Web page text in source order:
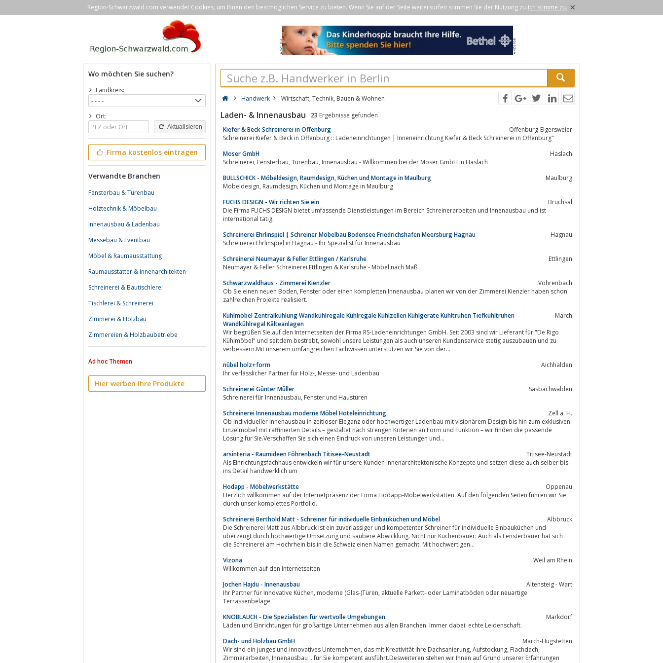
Region-Schwarzwald.com verwendet Cookies, um Ihnen den bestmöglichen Service zu bieten. Wenn Sie auf der Seite weitersurfen stimmen Sie der Nutzung zu.Ich stimme zu. ×
Wo möchten Sie suchen?
Landkreis:
Ort:
Aktualisieren
Firma kostenlos eintragen
Verwandte Branchen
Fensterbau & Türenbau
Holztechnik & Möbelbau
Innenausbau & Ladenbau
Messebau & Eventbau
Möbel & Raumausstattung
Raumausstatter & Innenarchitekten
Schreinerei & Bautischlerei
Tischlerei & Schreinerei
Zimmerei & Holzbau
Zimmereien & Holzbaubetriebe
Ad hoc Themen
Hier werben Ihre Produkte
Handwerk Wirtschaft, Technik, Bauen & Wohnen
Laden- & Innenausbau 23 Ergebnisse gefunden
Kiefer & Beck Schreinerei in Offenburg
Offenburg-Elgersweier
Schreinerei Kiefer & Beck in Offenburg :: Ladeneinrichtungen | Inneneinrichtung Kiefer & Beck Schreinerei in Offenburg"
Moser GmbH
Haslach
Schreinerei, Fensterbau, Türenbau, Innenausbau - Willkommen bei der Moser GmbH in Haslach
BULLSCHICK - Möbeldesign, Raumdesign, Küchen und Montage in Maulburg
Maulburg
Möbeldesign, Raumdesign, Küchen und Montage in Maulburg
FUCHS DESIGN - Wir richten Sie ein
Bruchsal
Die Firma FUCHS DESIGN bietet umfassende Dienstleistungen im Bereich Schreinerarbeiten und Innenausbau und ist
international tätig.
Schreinerei Ehrlinspiel | Schreiner Möbelbau Bodensee Friedrichshafen Meersburg Hagnau
Hagnau
Schreinerei Ehrlinspiel in Hagnau - Ihr Spezialist für Innenausbau
Schreinerei Neumayer & Feller Ettlingen / Karlsruhe
Ettlingen
Neumayer & Feller Schreinerei Ettlingen & Karlsruhe - Möbel nach Maß
Schwarzwaldhaus - Zimmerei Kienzler
Vöhrenbach
Ob Sie einen neuen Boden, Fenster oder einen kompletten Innenausbau planen wir von der Zimmerei Kienzler haben schon
zahlreichen Projekte realisiert.
Kühlmöbel Zentralkühlung Wandkühlregale Kühlregale Kühlzellen Kühlgeräte Kühltruhen Tiefkühltruhen
Wandkühlregal Kälteanlagen
March
Wir begrüßen Sie auf den Internetseiten der Firma RS-Ladeneinrichtungen GmbH. Seit 2003 sind wir Lieferant für "De Rigo
Kühlmöbel" und seitdem bestrebt, sowohl unsere Leistungen als auch unseren Kundenservice stetig auszubauen und zu
verbessern.Mit unserem umfangreichen Fachwissen unterstützen wir Sie von der...
nübel holz+form
Aichhalden
Ihr verlässlicher Partner für Holz-, Messe- und Ladenbau
Schreinerei Günter Müller
Sasbachwalden
Schreinerei für Innenausbau, Fenster und Haustüren
Schreinerei Innenausbau moderne Möbel Hoteleinrichtung
Zell a. H.
Ob individueller Innenausbau in zeitloser Eleganz oder hochwertiger Ladenbau mit visionärem Design bis hin zum exklusiven
Einzelmöbel mit raffinierten Details – gestaltet nach strengen Kriterien an Form und Funktion – wir finden die passende
Lösung für Sie.Verschaffen Sie sich einen Eindruck von unseren Leistungen und...
arsinteria - Raumideen Föhrenbach Titisee-Neustadt
Titisee-Neustadt
Als Einrichtungsfachhaus entwickeln wir für unsere Kunden innenarchitektonische Konzepte und setzen diese auch selber bis
ins Detail handwerklich um
Hodapp - Möbelwerkstätte
Oppenau
Herzlich willkommen auf der Internetpräsenz der Firma Hodapp-Möbelwerkstätten. Auf den folgenden Seiten führen wir Sie
durch unser komplettes Portfolio.
Schreinerei Berthold Matt - Schreiner für individuelle Einbauküchen und Möbel
Albbruck
Die Schreinerei Matt aus Albbruck ist ein zuverlässiger und kompetenter Schreiner für individuelle Einbauküchen und
überzeugt durch hochwertige Umsetzung und saubere Abwicklung. Nicht nur Küchenbauer: Auch als Fensterbauer hat sich
die Schreinerei am Hochrhein bis in die Schweiz einen Namen gemacht. Mit hochwertigen...
Vizona
Weil am Rhein
Willkommen auf den Internetseiten
Jochen Hajdu - Innenausbau
Altensteig - Wart
Ihr Partner für Innovative Küchen, moderne (Glas-)Türen, aktuelle Parkett- oder Laminatböden oder neuartige
Terrassenbeläge.
KNOBLAUCH - Die Spezialisten für wertvolle Umgebungen
Markdorf
Läden und Einrichtungen für großartige Unternehmen aus allen Branchen. Immer dabei: echte Leidenschaft.
Dach- und Holzbau GmbH
March-Hugstetten
Wir sind ein junges und innovatives Unternehmen, das mit Kreativität ihre Dachsanierung, Aufstockung, Flachdach,
Zimmerarbeiten, Innenausbau ...für Sie kompetent ausführt.Desweiteren stehen wir Ihnen auf Grund unserer Erfahrungen